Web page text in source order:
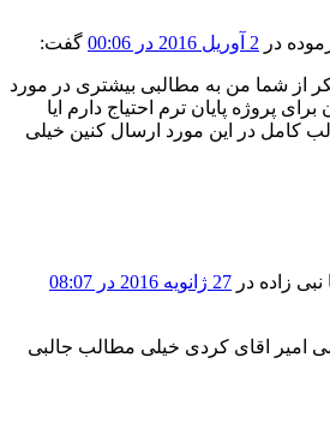
در 2 آوریل 2016 در 00:06 گفت:
از شما من به مطالبی بیشتری در مورد
پروژه پایان ترم احتیاج دارم ایا
کامل در این مورد ارسال کنین خیلی
زاده در 27 ژانویه 2016 در 08:07
امیر اقای کردی خیلی مطالب جالبی